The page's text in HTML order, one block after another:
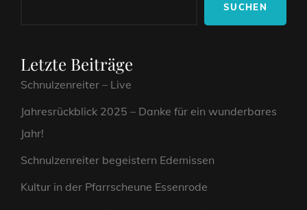
SUCHEN
Letzte Beiträge
Schnulzenreiter – Live
Jahresrückblick 2025 – Danke für ein wunderbares
Jahr!
Schnulzenreiter begeistern Edemissen
Kultur in der Pfarrscheune Essenrode